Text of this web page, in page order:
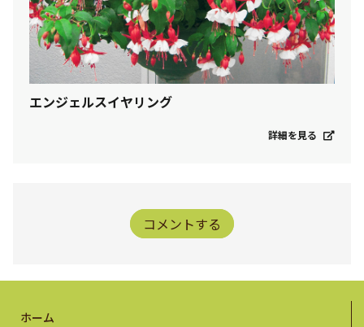
エンジェルスイヤリング
詳細を見る
コメントする
ホーム